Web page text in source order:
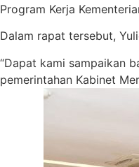
Program Kerja
Dalam rapat tersebut,
“Dapat kami sampaikan
pemerintahan Kabinet